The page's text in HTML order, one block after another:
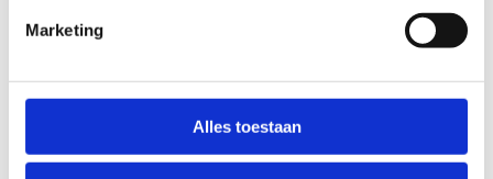
Marketing
Alles toestaan
licht
TECHNISCHE MOEILIJKHEIDSGRAAD
makkelijk moeilijk